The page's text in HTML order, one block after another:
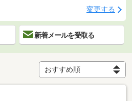
変更する
新着メールを受取る